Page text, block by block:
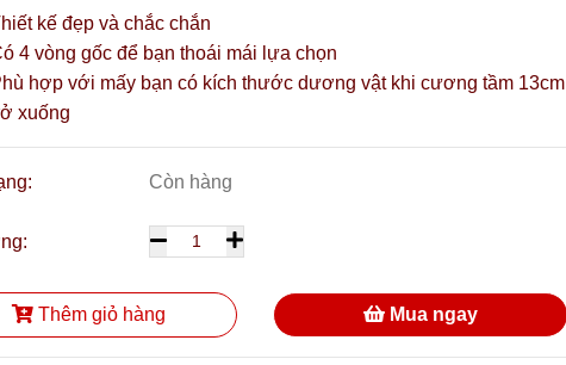
kế đẹp và chắc chắn
4 vòng gốc để bạn thoái mái lựa chọn
hợp với mấy bạn có kích thước dương vật khi cương tầm 13cm
xuống
Còn hàng
Thêm giỏ hàng Mua ngay